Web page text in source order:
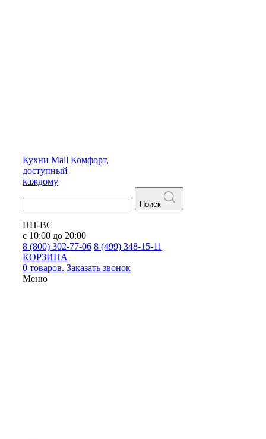
Кухни Mall Комфорт,
доступный
каждому
Поиск
ПН-ВС
с 10:00 до 20:00
8 (800) 302-77-06 8 (499) 348-15-11
КОРЗИНА
0 товаров. Заказать звонок
Меню